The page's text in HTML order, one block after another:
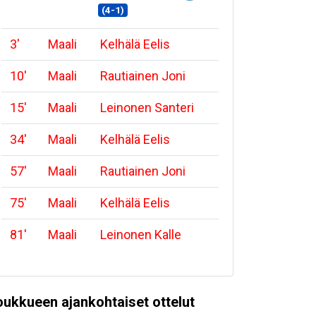
(4-1)
3' Maali Kelhälä Eelis
10' Maali Rautiainen Joni
15' Maali Leinonen Santeri
34' Maali Kelhälä Eelis
57' Maali Rautiainen Joni
75' Maali Kelhälä Eelis
81' Maali Leinonen Kalle
ajankohtaiset ottelut